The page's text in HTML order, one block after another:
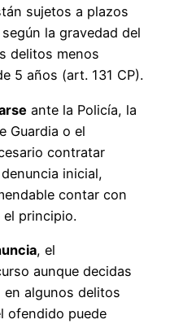
sujetos a plazos
la gravedad del
delitos menos
5 años (art. 131 CP).
ante la Policía, la
Guardia o el
contratar
inicial,
contar con
el principio.
, el
aunque decidas
en algunos delitos
ofendido puede